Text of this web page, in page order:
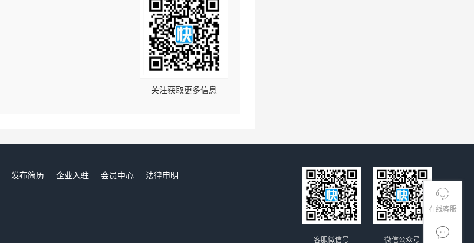
在线客服
关注获取更多信息
发布简历 企业入驻 会员中心
法律申明
微信公众号
客服微信号